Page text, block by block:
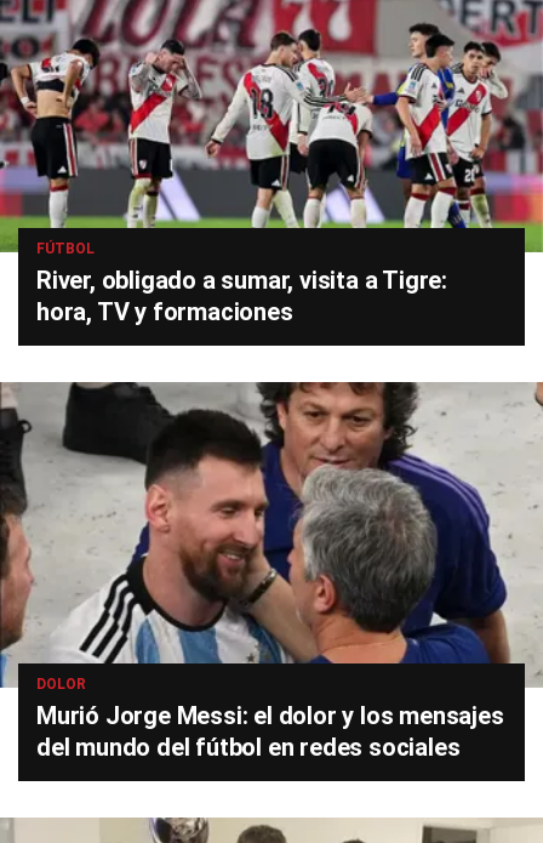
FÚTBOL
River, obligado a sumar, visita a Tigre:
hora, TV y formaciones
DOLOR
Murió Jorge Messi: el dolor y los mensajes
del mundo del fútbol en redes sociales